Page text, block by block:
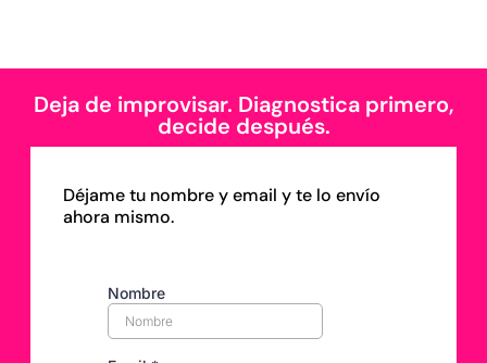
Deja de improvisar. Diagnostica primero,
decide después.
Déjame tu nombre y email y te lo envío
ahora mismo.